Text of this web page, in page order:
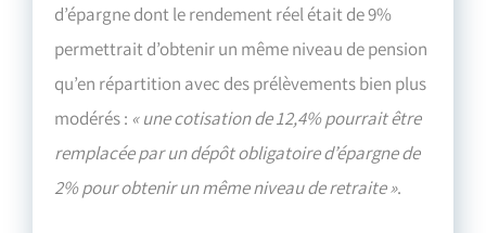
d’épargne dont le rendement réel était de 9%
permettrait d’obtenir un même niveau de pension
qu’en répartition avec des prélèvements bien plus
modérés : « une cotisation de 12,4% pourrait être
remplacée par un dépôt obligatoire d’épargne de
2% pour obtenir un même niveau de retraite ».